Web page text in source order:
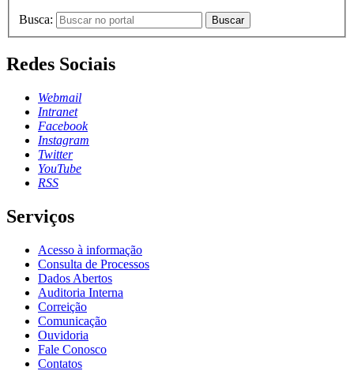
Busca: Buscar
Redes Sociais
Webmail
Intranet
Facebook
Instagram
Twitter
YouTube
RSS
Serviços
Acesso à informação
Consulta de Processos
Dados Abertos
Auditoria Interna
Correição
Comunicação
Ouvidoria
Fale Conosco
Contatos